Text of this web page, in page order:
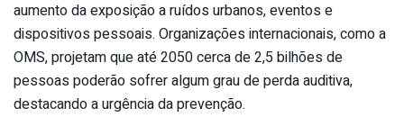
aumento da exposição a ruídos urbanos, eventos e
dispositivos pessoais. Organizações internacionais, como a
OMS, projetam que até 2050 cerca de 2,5 bilhões de
pessoas poderão sofrer algum grau de perda auditiva,
destacando a urgência da prevenção.